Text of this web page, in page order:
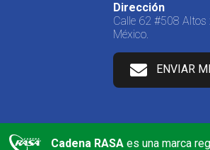
Dirección
Calle 62 #508 Altos
México.
ENVIAR
Cadena RASA es una marca